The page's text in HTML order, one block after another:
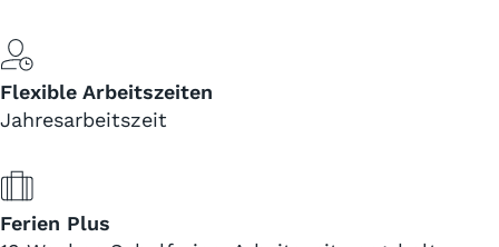
Flexible Arbeitszeiten
Jahresarbeitszeit
Ferien Plus